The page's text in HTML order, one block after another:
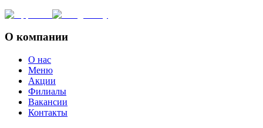
О компании
О нас
Меню
Акции
Филиалы
Вакансии
Контакты